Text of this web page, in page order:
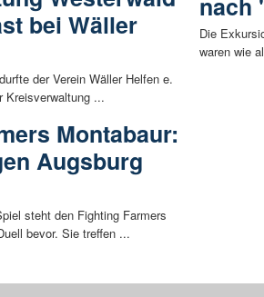
bei Wäller
der Verein Wäller Helfen e.
Kreisverwaltung ...
Montabaur:
Augsburg
steht den Fighting Farmers
bevor. Sie treffen ...
Die
waren wie